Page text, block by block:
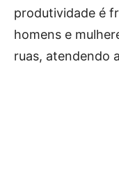
produtividade é
homens e
ruas, atendendo